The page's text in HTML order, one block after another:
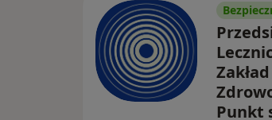
Punkt